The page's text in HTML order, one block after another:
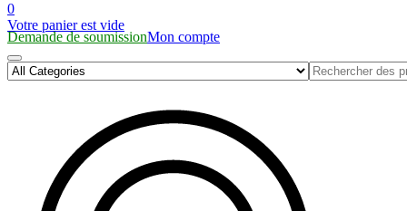
0
Votre panier est vide
Demande de soumissionMon compte